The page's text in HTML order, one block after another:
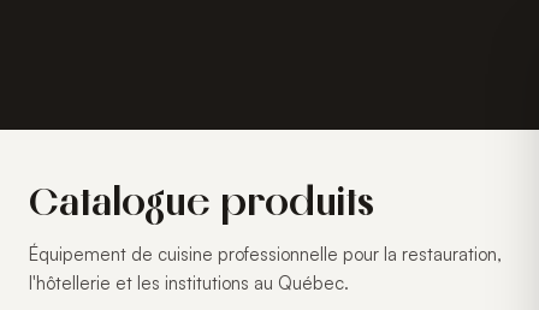
Catalogue produits
Équipement de cuisine professionnelle pour la restauration,
l'hôtellerie et les institutions au Québec.